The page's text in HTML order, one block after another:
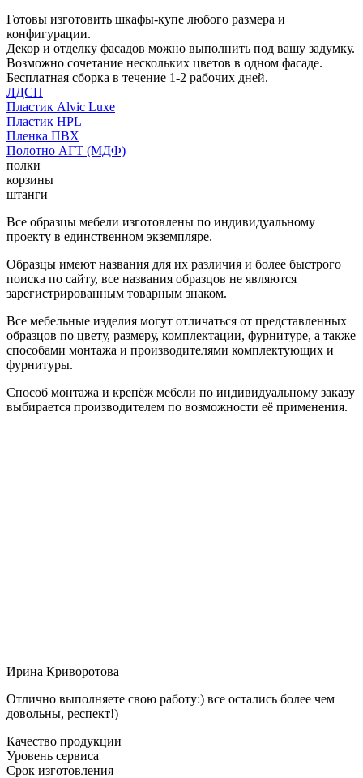
Готовы изготовить шкафы-купе любого размера и
конфигурации.
Декор и отделку фасадов можно выполнить под вашу задумку.
Возможно сочетание нескольких цветов в одном фасаде.
Бесплатная сборка в течение 1-2 рабочих дней.
ЛДСП
Пластик Alvic Luxe
Пластик HPL
Пленка ПВХ
Полотно АГТ (МДФ)
полки
корзины
штанги
Все образцы мебели изготовлены по индивидуальному
проекту в единственном экземпляре.
Образцы имеют названия для их различия и более быстрого
поиска по сайту, все названия образцов не являются
зарегистрированным товарным знаком.
Все мебельные изделия могут отличаться от представленных
образцов по цвету, размеру, комплектации, фурнитуре, а также
способами монтажа и производителями комплектующих и
фурнитуры.
Способ монтажа и крепёж мебели по индивидуальному заказу
выбирается производителем по возможности её применения.
Ирина Криворотова
Отлично выполняете свою работу:) все остались более чем
довольны, респект!)
Качество продукции
Уровень сервиса
Срок изготовления